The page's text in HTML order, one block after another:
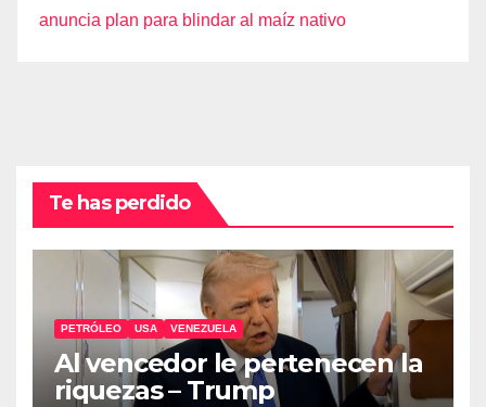
anuncia plan para blindar al maíz nativo
Te has perdido
PETRÓLEO USA VENEZUELA
Al vencedor le pertenecen la
riquezas – Trump